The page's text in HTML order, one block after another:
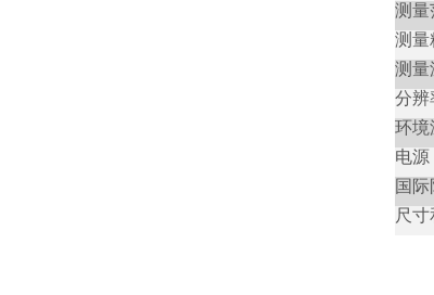
测量
测量
测量
分辨
环境
电源
国
尺